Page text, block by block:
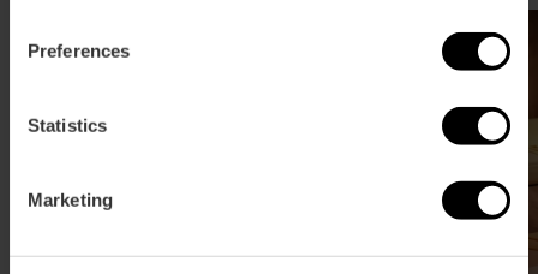
Preferences
Statistics
Marketing